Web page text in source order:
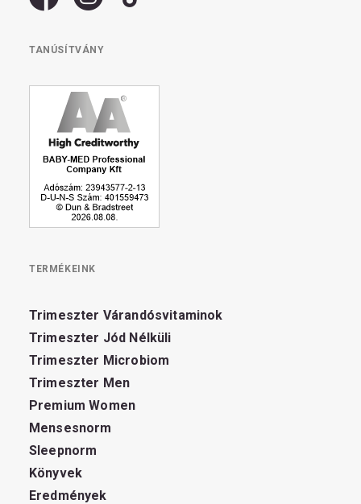
TANÚSÍTVÁNY
TERMÉKEINK
Trimeszter Várandósvitaminok
Trimeszter Jód Nélküli
Trimeszter Microbiom
Trimeszter Men
Premium Women
Mensesnorm
Sleepnorm
Könyvek
Eredmények